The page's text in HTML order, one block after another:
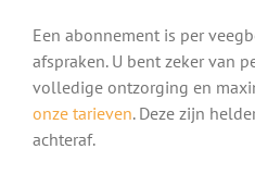
Een abonnement is per
afspraken. U bent zeker van
volledige ontzorging en
onze tarieven. Deze zijn
achteraf.